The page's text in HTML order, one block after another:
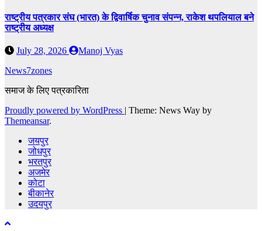
राष्ट्रीय पत्रकार संघ (भारत) के द्विवार्षिक चुनाव संपन्न, राकेश थपलियाल बने
राष्ट्रीय अध्यक्ष
July 28, 2026
Manoj Vyas
News7zones
समाज के लिए पत्रकारिता
Proudly powered by WordPress
Theme: News Way by
Themeansar.
जयपुर
जोधपुर
भरतपुर
अजमेर
कोटा
बीकानेर
उदयपुर